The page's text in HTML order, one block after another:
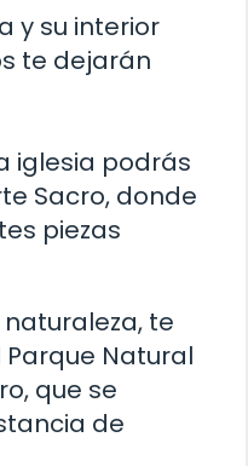
y su interior
te dejarán
iglesia podrás
Sacro, donde
piezas
te
Natural
que se
de